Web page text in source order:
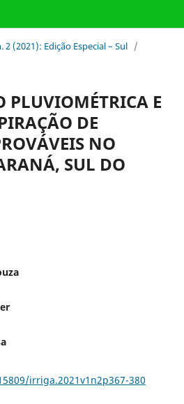
2 (2021): Edição Especial – Sul /
PLUVIOMÉTRICA E
DE
NO
SUL DO
irriga.2021v1n2p367-380